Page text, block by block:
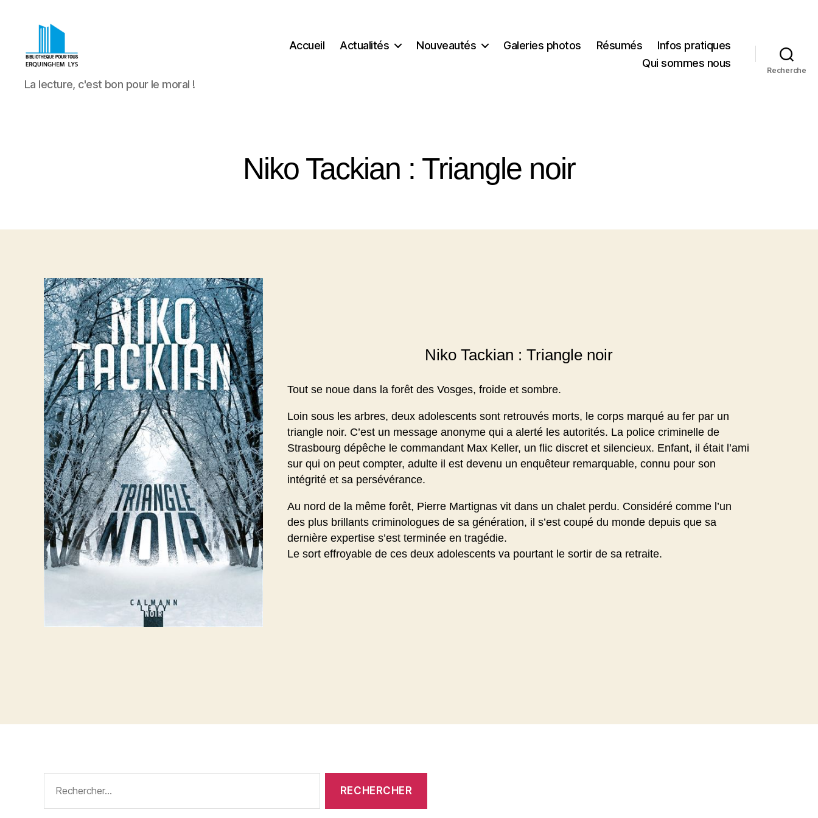
Bibliothèque
Pour
La lecture, c'est bon pour le moral !
Accueil Actualités Nouveautés Galeries photos Résumés
Infos pratiques
Qui sommes nous
Recherche
Niko Tackian : Triangle noir
Niko Tackian : Triangle noir
Tout se noue dans la forêt des Vosges, froide et sombre.
Loin sous les arbres, deux adolescents sont retrouvés morts, le corps marqué au fer par un
triangle noir. C’est un message anonyme qui a alerté les autorités. La police criminelle de
Strasbourg dépêche le commandant Max Keller, un flic discret et silencieux. Enfant, il était l’ami
sur qui on peut compter, adulte il est devenu un enquêteur remarquable, connu pour son
intégrité et sa persévérance.
Au nord de la même forêt, Pierre Martignas vit dans un chalet perdu. Considéré comme l’un
des plus brillants criminologues de sa génération, il s’est coupé du monde depuis que sa
dernière expertise s’est terminée en tragédie.
Le sort effroyable de ces deux adolescents va pourtant le sortir de sa retraite.